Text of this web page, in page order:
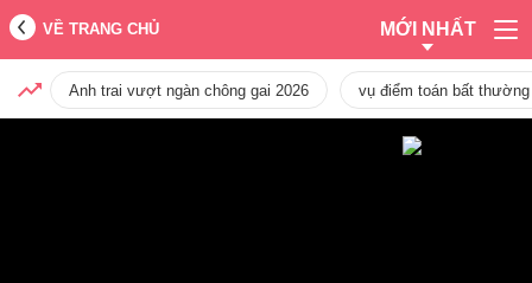
VỀ TRANG CHỦ MỚI NHẤT
Anh trai vượt ngàn chông gai 2026 vụ điểm toán bất